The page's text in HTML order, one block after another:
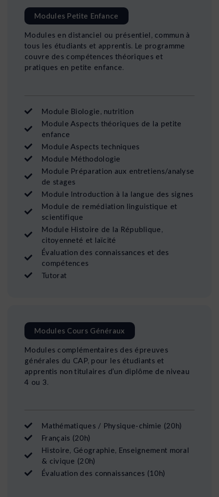
Modules Petite Enfance
Modules en distanciel ou présentiel, commun à
tous les étudiants et apprentis. Le programme
couvre des compétences théoriques et
pratiques en petite enfance.
Module Biologie, nutrition
Module Aspects théoriques de la petite
enfance
Module Aspects techniques
Module Méthodologie
Module Préparation aux entretiens/analyse
de stages
Module Introduction à la langue des signes
Module de remédiation linguistique et
scientifique
Module Histoire de la République,
citoyenneté et laïcité
Évaluation des connaissances et des
compétences
Tutorat
Modules Cours Généraux
Modules complémentaires des épreuves
générales du CAP, pour les étudiants et
apprentis non titulaires d’un diplôme de niveau
4 ou 3.
Mathématiques / Physique-chimie (20h)
Français (20h)
Histoire, Géographie, Enseignement moral
& civique (20h)
Évaluation des connaissances (10h)